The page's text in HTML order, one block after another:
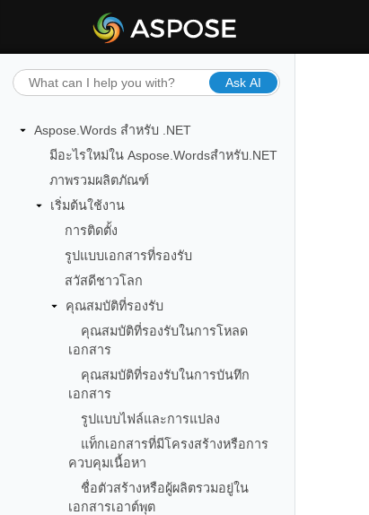
Ask AI
Aspose.Words สำหรับ .NET
มีอะไรใหม่ใน Aspose.Wordsสำหรับ.NET
ภาพรวมผลิตภัณฑ์
เริ่มต้นใช้งาน
การติดตั้ง
รูปแบบเอกสารที่รองรับ
สวัสดีชาวโลก
คุณสมบัติที่รองรับ
คุณสมบัติที่รองรับในการโหลด
เอกสาร
คุณสมบัติที่รองรับในการบันทึก
เอกสาร
รูปแบบไฟล์และการแปลง
แท็กเอกสารที่มีโครงสร้างหรือการ
ควบคุมเนื้อหา
ชื่อตัวสร้างหรือผู้ผลิตรวมอยู่ใน
เอกสารเอาต์พุต